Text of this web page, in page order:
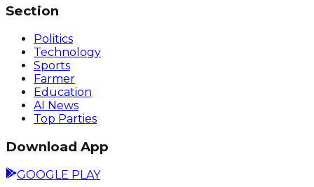
Section
Politics
Technology
Sports
Farmer
Education
AI News
Top Parties
Download App
GOOGLE PLAY